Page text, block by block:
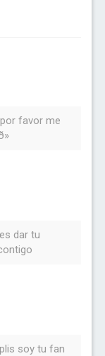
favor me
dar tu
soy tu fan